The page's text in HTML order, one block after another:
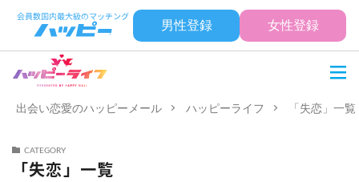
男性登録 女性登録
出会い恋愛のハッピーメール ハッピーライフ 「失恋」一覧
CATEGORY
「失恋」一覧